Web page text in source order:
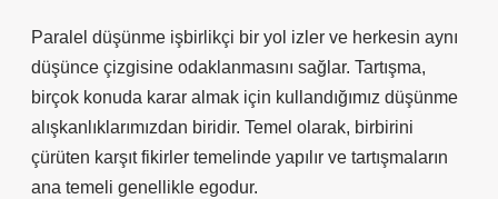
Paralel düşünme işbirlikçi bir yol izler ve herkesin aynı
düşünce çizgisine odaklanmasını sağlar. Tartışma,
birçok konuda karar almak için kullandığımız düşünme
alışkanlıklarımızdan biridir. Temel olarak, birbirini
çürüten karşıt fikirler temelinde yapılır ve tartışmaların
ana temeli genellikle egodur.